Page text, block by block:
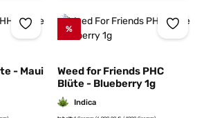
- Maui
%
Weed for Friends PHC
Blüte - Blueberry 1g
Indica